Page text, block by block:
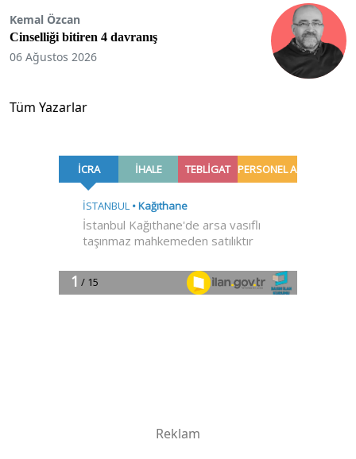
Kemal Özcan
Cinselliği bitiren 4 davranış
06 Ağustos 2026
Tüm Yazarlar